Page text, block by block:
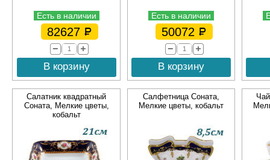
Есть в наличии
82627
В корзину
Есть в наличии
50072
В корзину
Салатник квадратный
Соната, Мелкие цветы,
кобальт
Салфетница Соната,
Мелкие цветы, кобальт